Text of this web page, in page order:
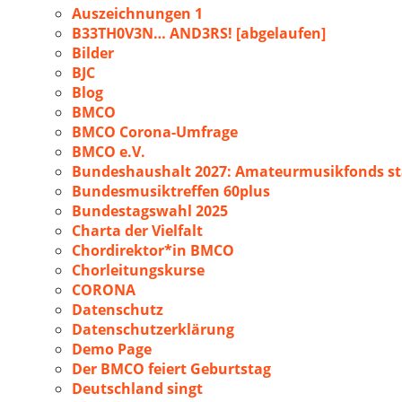
Auszeichnungen 1
B33TH0V3N… AND3RS! [abgelaufen]
Bilder
BJC
Blog
BMCO
BMCO Corona-Umfrage
BMCO e.V.
Bundeshaushalt 2027: Amateurmusikfonds
Bundesmusiktreffen 60plus
Bundestagswahl 2025
Charta der Vielfalt
Chordirektor*in BMCO
Chorleitungskurse
CORONA
Datenschutz
Datenschutzerklärung
Demo Page
Der BMCO feiert Geburtstag
Deutschland singt